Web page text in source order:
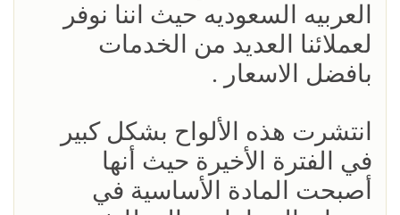
العربيه السعوديه حيث اننا نوفر
لعملائنا العديد من الخدمات
بافضل الاسعار .
انتشرت هذه الألواح بشكل كبير
في الفترة الأخيرة حيث أنها
أصبحت المادة الأساسية في